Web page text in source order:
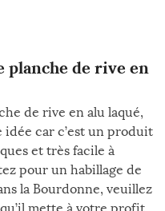
planche de rive en
de rive en alu laqué,
idée car c’est un produit
et très facile à
pour un habillage de
la Bourdonne, veuillez